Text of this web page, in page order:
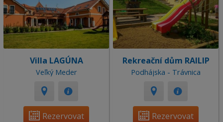
Villa LAGÚNA
Veľký Meder
Rezervovat
Rekreační dům RAILIP
Podhájska - Trávnica
Rezervovat